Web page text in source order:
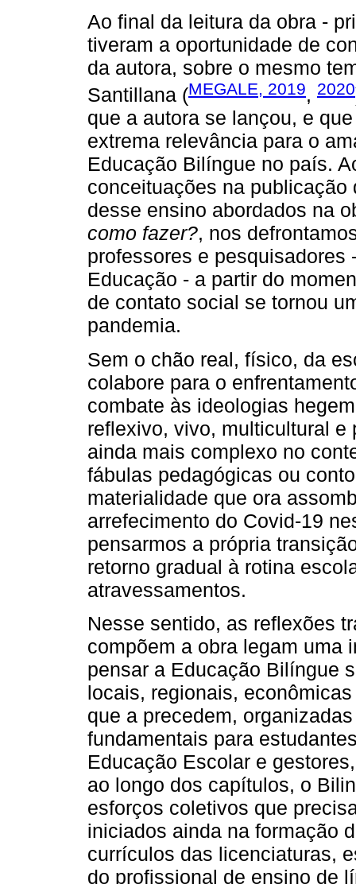
Ao final da leitura da obra -
tiveram a oportunidade de
da autora, sobre o mesmo
Santillana (MEGALE, 2019, 2020
que a autora se lançou, e
extrema relevância para o
Educação Bilíngue no país.
conceituações na
desse ensino abordados na
como fazer?, nos
professores e
Educação - a partir do
de contato social se tornou
pandemia.
Sem o chão real, físico, da
colabore para o
combate às ideologias
reflexivo, vivo, multicultural e
ainda mais complexo no
fábulas pedagógicas ou
materialidade que ora
arrefecimento do Covid-19
pensarmos a própria
retorno gradual à rotina
atravessamentos.
Nesse sentido, as reflexões
compõem a obra legam uma
pensar a Educação Bilíngue
locais, regionais,
que a precedem,
fundamentais para
Educação Escolar e
ao longo dos capítulos, o
esforços coletivos que
iniciados ainda na formação
currículos das licenciaturas,
do profissional de ensino de